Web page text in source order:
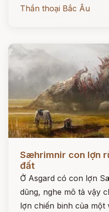
Thần thoại Bắc Âu
Sæhrimnir con lợn
đất
Ở Asgard có con lợn
dũng, nghe mô tả vậy
lợn chiến binh của một